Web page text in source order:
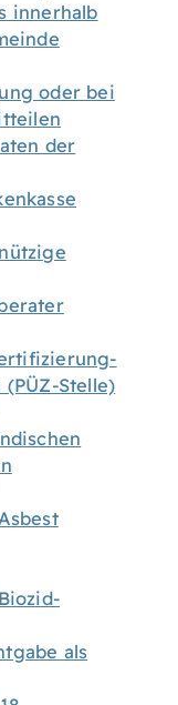
innerhalb
oder bei
der
Stelle)
als